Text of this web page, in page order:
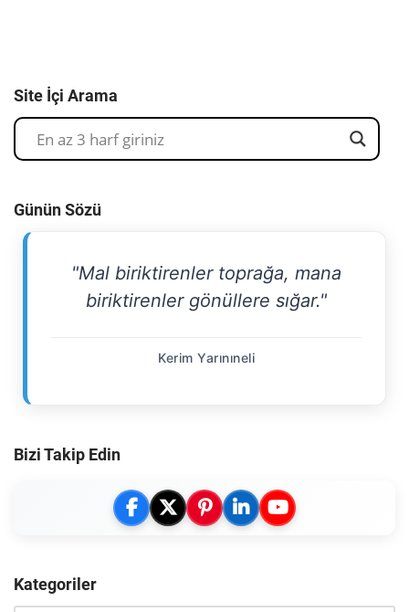
Site İçi Arama
Günün Sözü
"Mal biriktirenler toprağa, mana
biriktirenler gönüllere sığar."
Kerim Yarınıneli
Bizi Takip Edin
Kategoriler